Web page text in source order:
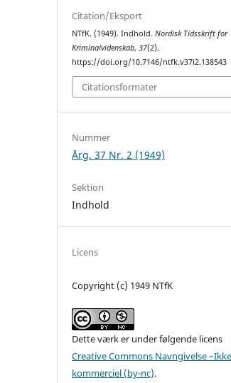
Citation/Eksport
NTfK. (1949). Indhold.Nordisk Tidsskrift for
Kriminalvidenskab,37(2).
https://doi.org/10.7146/ntfk.v37i2.138543
Citationsformater
Nummer
Årg. 37 Nr. 2 (1949)
Sektion
Indhold
Licens
Copyright (c) 1949 NTfK
Dette værk er under følgende licens
Creative Commons Navngivelse
kommerciel (by-nc).